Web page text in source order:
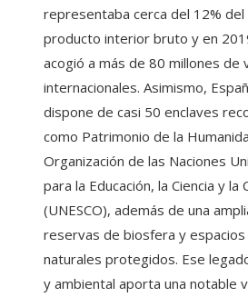
representaba cerca del 12% del
producto interior bruto y en
acogió a más de 80 millones de
internacionales. Asimismo,
dispone de casi 50 enclaves
como Patrimonio de la
Organización de las Naciones
para la Educación, la Ciencia y la
(UNESCO), además de una
reservas de biosfera y espacios
naturales protegidos. Ese
y ambiental aporta una notable